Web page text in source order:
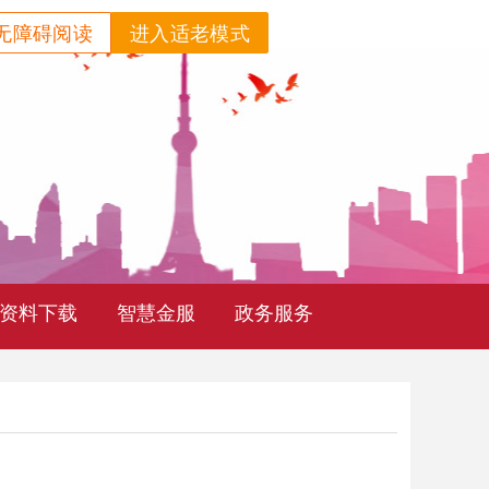
进入适老模式
障碍阅读
资料下载 智慧金服 政务服务